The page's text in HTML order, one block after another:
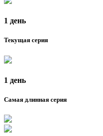
1 день
Текущая серия
1 день
Самая длинная серия